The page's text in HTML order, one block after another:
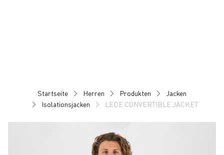
Startseite Herren Produkten
Jacken
Isolationsjacken
LEDE CONVERTIBLE JACKET